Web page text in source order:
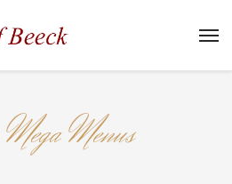
Mega Menus